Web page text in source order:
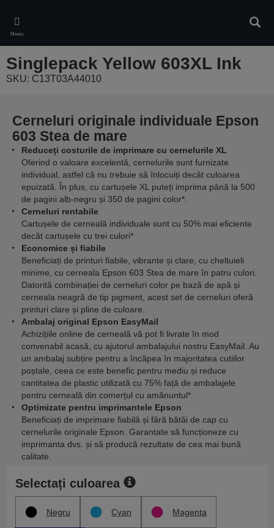
main
content
Meniu
Singlepack Yellow 603XL Ink
SKU: C13T03A44010
Cerneluri originale individuale Epson
603 Stea de mare
Reduceţi costurile de imprimare cu cernelurile XL
Oferind o valoare excelentă, cernelurile sunt furnizate
individual, astfel că nu trebuie să înlocuiți decât culoarea
epuizată. În plus, cu cartușele XL puteți imprima până la 500
de pagini alb-negru și 350 de pagini color*.
Cerneluri rentabile
Cartușele de cerneală individuale sunt cu 50% mai eficiente
decât cartușele cu trei culori*
Economice și fiabile
Beneficiați de printuri fiabile, vibrante și clare, cu cheltuieli
minime, cu cerneala Epson 603 Stea de mare în patru culori.
Datorită combinației de cerneluri color pe bază de apă și
cerneala neagră de tip pigment, acest set de cerneluri oferă
printuri clare și pline de culoare.
Ambalaj original Epson EasyMail
Achizițiile online de cerneală vă pot fi livrate în mod
convenabil acasă, cu ajutorul ambalajului nostru EasyMail. Au
un ambalaj subțire pentru a încăpea în majoritatea cutiilor
poștale, ceea ce este benefic pentru mediu și reduce
cantitatea de plastic utilizată cu 75% față de ambalajele
pentru cerneală din comerțul cu amănuntul*.
Optimizate pentru imprimantele Epson
Beneficiați de imprimare fiabilă și fără bătăi de cap cu
cernelurile originale Epson. Garantate să funcționeze cu
imprimanta dvs. și să producă rezultate de cea mai bună
calitate.
Selectați culoarea
Negru Cyan Magenta